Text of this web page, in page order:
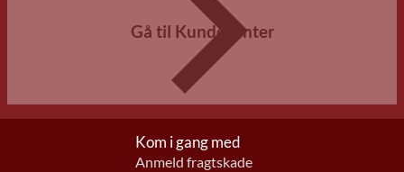
Gå til Kundecenter
Kom i gang med
Anmeld fragtskade